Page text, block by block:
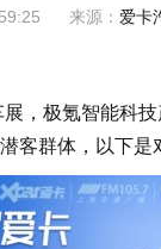
来源： 爱卡
极氪智能科技
客群体，以下是